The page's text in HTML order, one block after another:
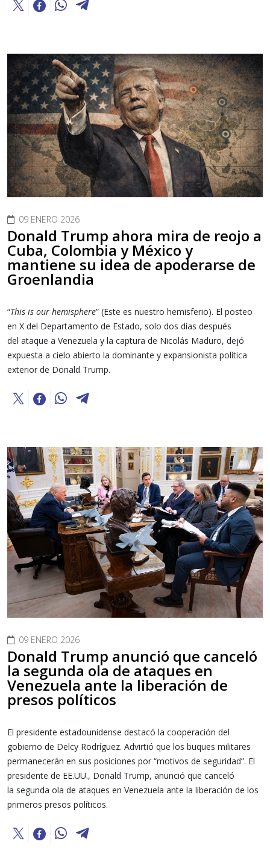
09 ENERO 2026
Donald Trump ahora mira de reojo a
Cuba, Colombia y México y
mantiene su idea de apoderarse de
Groenlandia
“This is our hemisphere” (Este es nuestro hemisferio). El posteo
en X del Departamento de Estado, solo dos días después
del ataque a Venezuela y la captura de Nicolás Maduro, dejó
expuesta a cielo abierto la dominante y expansionista política
exterior de Donald Trump.
09 ENERO 2026
Donald Trump anunció que canceló
la segunda ola de ataques en
Venezuela ante la liberación de
presos políticos
El presidente estadounidense destacó la cooperación del
gobierno de Delcy Rodríguez. Advirtió que los buques militares
permanecerán en sus posiciones por “motivos de seguridad”. El
presidente de EE.UU., Donald Trump, anunció que canceló
la segunda ola de ataques en Venezuela ante la liberación de los
primeros presos políticos.